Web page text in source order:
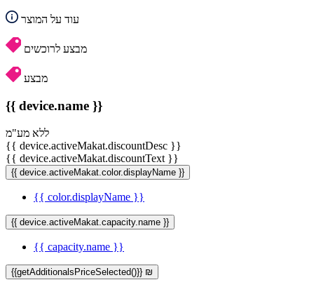
עוד על המוצר
מבצע לרוכשים
מבצע
{{ device.name }}
ללא מע"מ
{{ device.activeMakat.discountDesc }}
{{ device.activeMakat.discountText }}
{{ device.activeMakat.color.displayName }}
{{ color.displayName }}
{{ device.activeMakat.capacity.name }}
{{ capacity.name }}
{{getAdditionalsPriceSelected()}} ₪